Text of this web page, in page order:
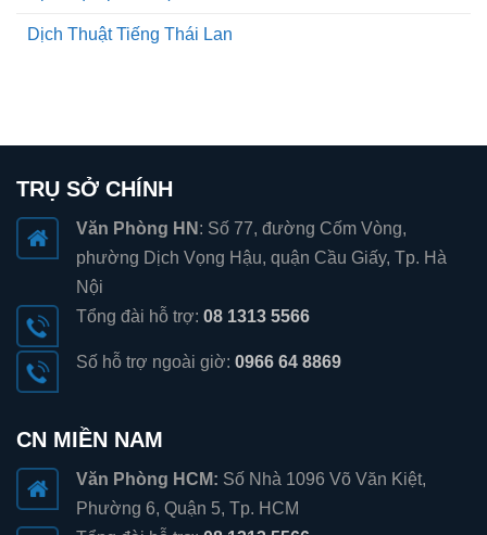
Dịch Thuật Tiếng Thái Lan
TRỤ SỞ CHÍNH
Văn Phòng HN : Số 77, đường Cốm Vòng,
phường Dịch Vọng Hậu, quận Cầu Giấy, Tp. Hà
Nội
Tổng đài hỗ trợ: 08 1313 5566
Số hỗ trợ ngoài giờ: 0966 64 8869
CN MIỀN NAM
Văn Phòng HCM: Số Nhà 1096 Võ Văn Kiệt,
Phường 6, Quận 5, Tp. HCM